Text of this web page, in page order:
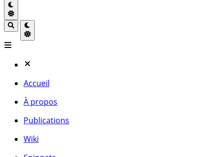
Accueil
À propos
Publications
Wiki